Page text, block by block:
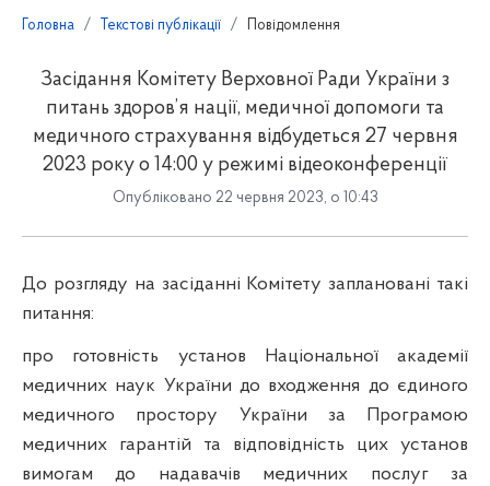
Головна Текстові публікації Повідомлення
Засідання Комітету Верховної Ради України з
питань здоров’я нації, медичної допомоги та
медичного страхування відбудеться 27 червня
2023 року о 14:00 у режимі відеоконференції
Опубліковано 22 червня 2023, о 10:43
До розгляду на засіданні Комітету заплановані такі
питання:
про готовність установ Національної академії
медичних наук України до входження до єдиного
медичного простору України за Програмою
медичних гарантій та відповідність цих установ
вимогам до надавачів медичних послуг за